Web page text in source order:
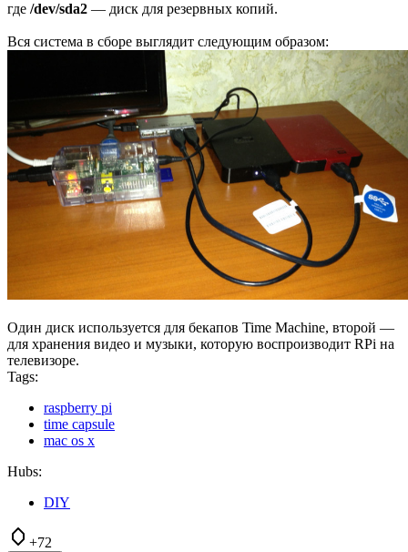
где /dev/sda2 — диск для резервных копий.
Вся система в сборе выглядит следующим образом:
Один диск используется для бекапов Time Machine, второй —
для хранения видео и музыки, которую воспроизводит RPi на
телевизоре.
Tags:
raspberry pi
time capsule
mac os x
Hubs:
DIY
+72